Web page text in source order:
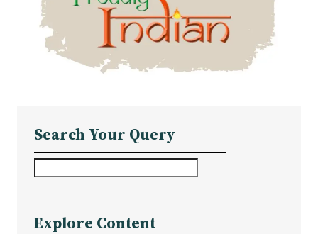
Search Your Query
r
Explore Content